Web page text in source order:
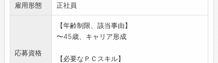
相談)
※経験を積んで将来の幹部候補として育成のた
めの募集です。
変更範囲:変更なし
雇用形態 正社員
応募資格
【年齢制限、該当事由】
〜45歳、キャリア形成
【必要なＰＣスキル】